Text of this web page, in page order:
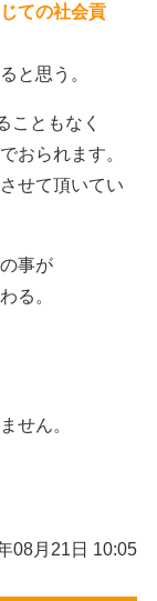
ての社会貢
と思う。
こともなく
おられます。
せて頂いてい
事が
る。
せん。
08月21日 10:05